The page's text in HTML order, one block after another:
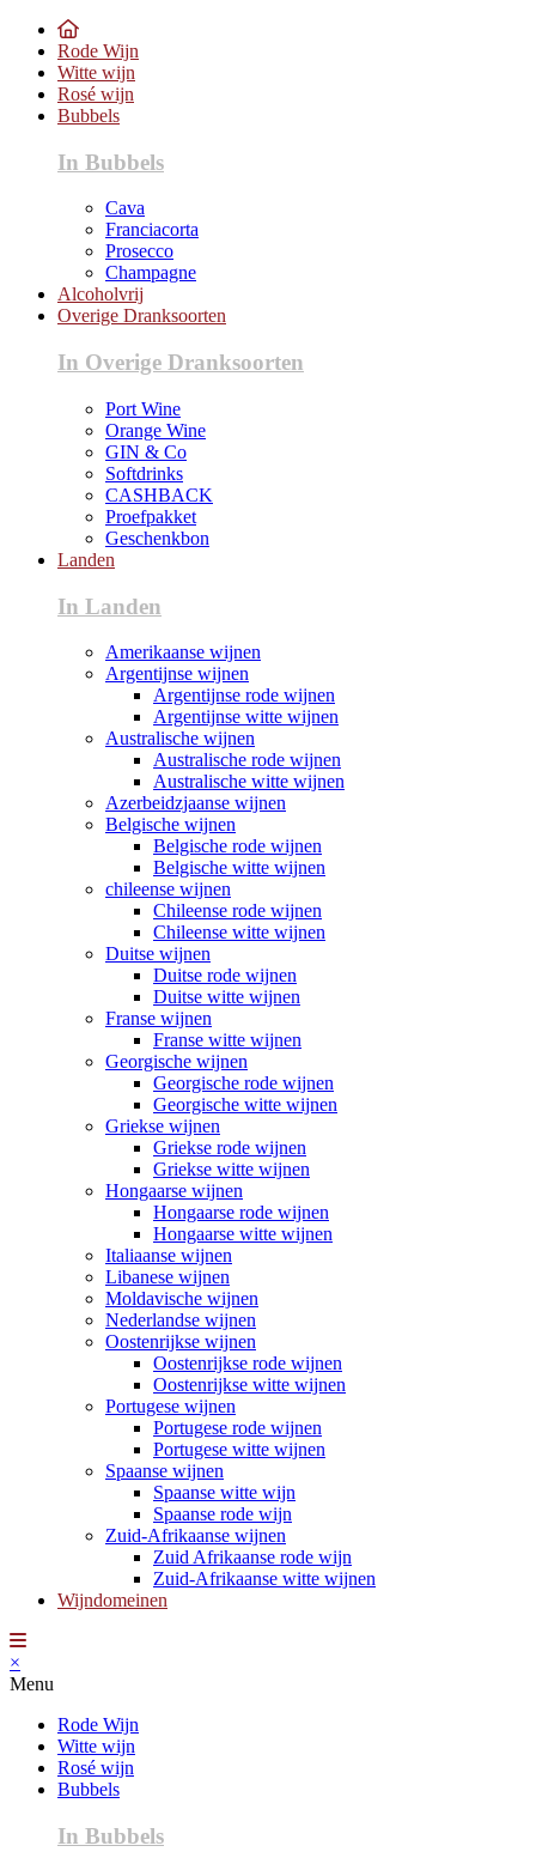
Rode Wijn
Witte wijn
Rosé wijn
Bubbels
In Bubbels
Cava
Franciacorta
Prosecco
Champagne
Alcoholvrij
Overige Dranksoorten
In Overige Dranksoorten
Port Wine
Orange Wine
GIN & Co
Softdrinks
CASHBACK
Proefpakket
Geschenkbon
Landen
In Landen
Amerikaanse wijnen
Argentijnse wijnen
Argentijnse rode wijnen
Argentijnse witte wijnen
Australische wijnen
Australische rode wijnen
Australische witte wijnen
Azerbeidzjaanse wijnen
Belgische wijnen
Belgische rode wijnen
Belgische witte wijnen
chileense wijnen
Chileense rode wijnen
Chileense witte wijnen
Duitse wijnen
Duitse rode wijnen
Duitse witte wijnen
Franse wijnen
Franse witte wijnen
Georgische wijnen
Georgische rode wijnen
Georgische witte wijnen
Griekse wijnen
Griekse rode wijnen
Griekse witte wijnen
Hongaarse wijnen
Hongaarse rode wijnen
Hongaarse witte wijnen
Italiaanse wijnen
Libanese wijnen
Moldavische wijnen
Nederlandse wijnen
Oostenrijkse wijnen
Oostenrijkse rode wijnen
Oostenrijkse witte wijnen
Portugese wijnen
Portugese rode wijnen
Portugese witte wijnen
Spaanse wijnen
Spaanse witte wijn
Spaanse rode wijn
Zuid-Afrikaanse wijnen
Zuid Afrikaanse rode wijn
Zuid-Afrikaanse witte wijnen
Wijndomeinen
×
Menu
Rode Wijn
Witte wijn
Rosé wijn
Bubbels
In Bubbels